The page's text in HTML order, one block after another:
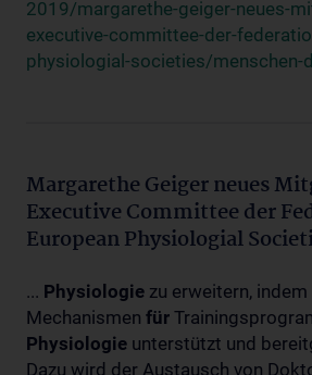
2019/margarethe-geiger-neues-
executive-committee-der-
physiologial-societies/menschen-
Margarethe Geiger neues
Executive Committee der
European Physiologial
... Physiologie zu erweitern,
Mechanismen für
Physiologie unterstützt und
Dazu wird der Austausch von